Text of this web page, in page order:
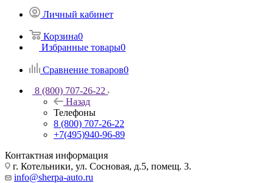
Личный кабинет
Корзина0
Избранные товары0
Сравнение товаров0
8 (800) 707-26-22
Назад
Телефоны
8 (800) 707-26-22
+7(495)940-96-89
Контактная информация
г. Котельники, ул. Сосновая, д.5, помещ. 3.
info@sherpa-auto.ru